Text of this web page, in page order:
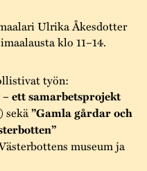
Ulrika Åkesdotter
klo 11–14.
työn:
ett samarbetsprojekt
sekä”Gamla gårdar och
museum ja